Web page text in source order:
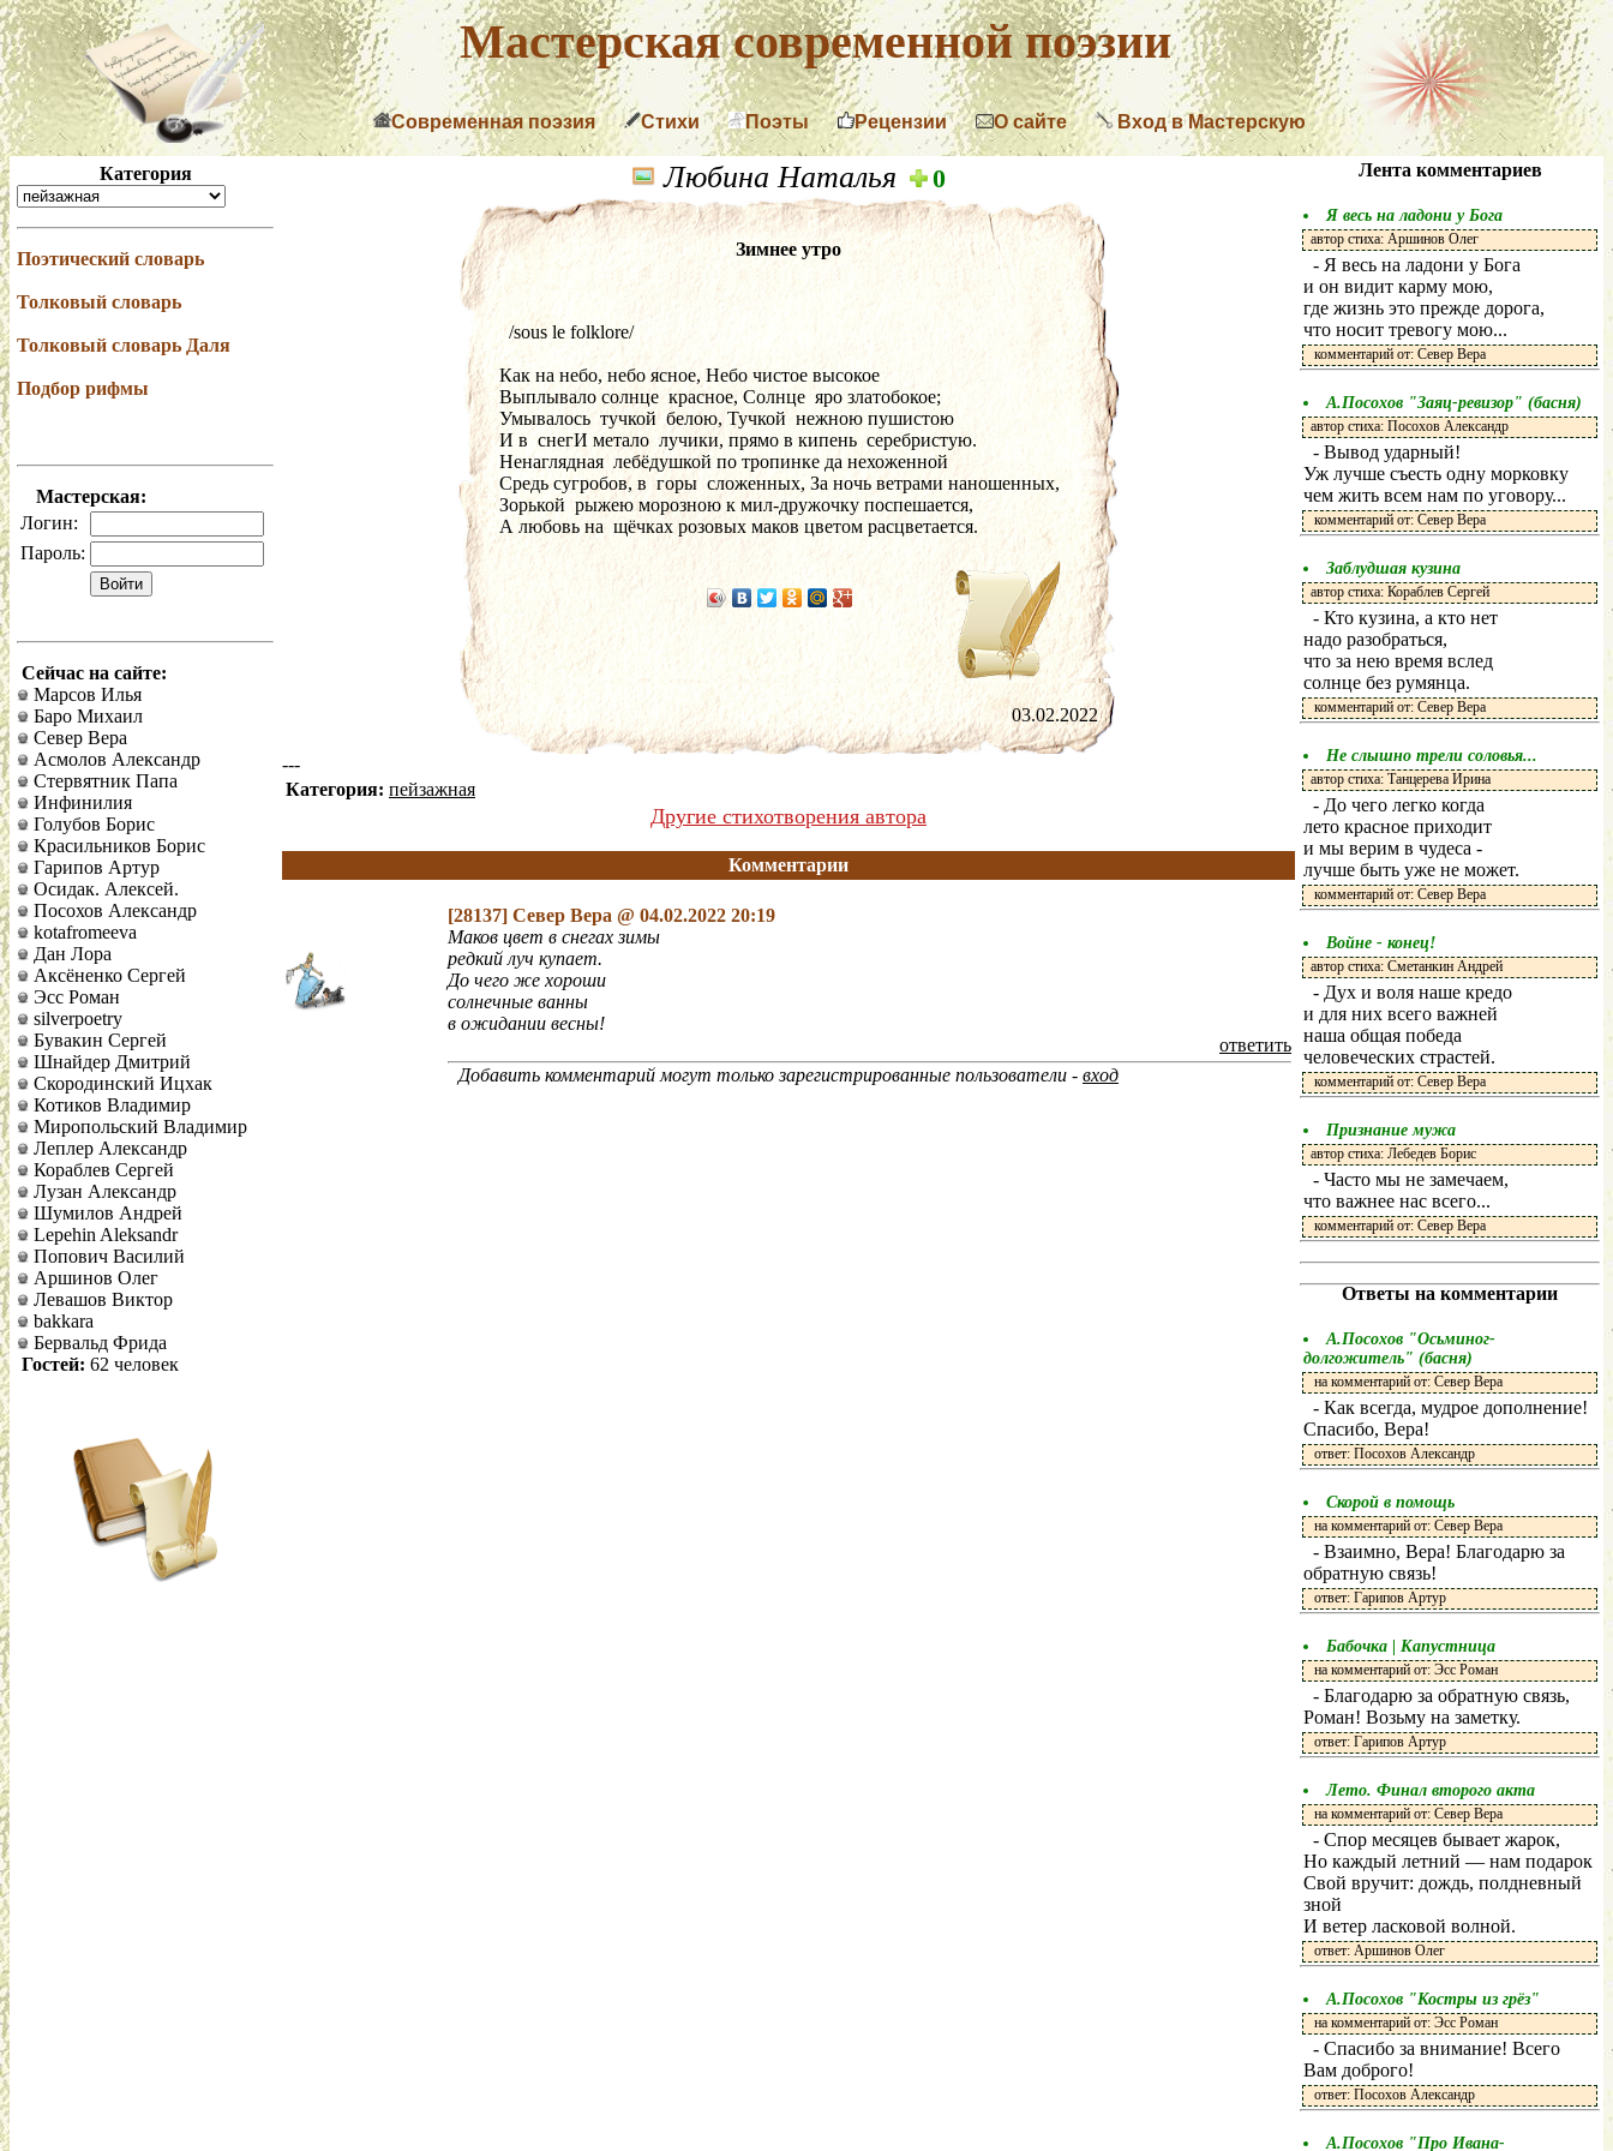
Мастерская современной поэзии
Современная поэзия Стихи Поэты Рецензии О сайте Вход в Мастерскую
Категория
Поэтический словарь
Толковый словарь
Толковый словарь Даля
Подбор рифмы
Мастерская:
Логин:
Пароль:
Сейчас на сайте:
Марсов Илья
Баро Михаил
Север Вера
Асмолов Александр
Стервятник Папа
Инфинилия
Голубов Борис
Красильников Борис
Гарипов Артур
Осидак. Алексей.
Посохов Александр
kotafromeeva
Дан Лора
Аксёненко Сергей
Эсс Роман
silverpoetry
Бувакин Сергей
Шнайдер Дмитрий
Скородинский Ицхак
Котиков Владимир
Миропольский Владимир
Леплер Александр
Кораблев Сергей
Лузан Александр
Шумилов Андрей
Lepehin Aleksandr
Попович Василий
Аршинов Олег
Левашов Виктор
bakkara
Бервальд Фрида
Гостей: 62 человек
Любина Наталья 0
Зимнее утро
/sous le folklore/
Как на небо, небо ясное, Небо чистое высокое
Выплывало солнце  красное, Солнце  яро златобокое;
Умывалось  тучкой  белою, Тучкой  нежною пушистою
И в  снегИ метало  лучики, прямо в кипень  серебристую.
Ненаглядная  лебёдушкой по тропинке да нехоженной
Средь сугробов, в  горы  сложенных, За ночь ветрами наношенных,
Зорькой  рыжею морозною к мил-дружочку поспешается,
А любовь на  щёчках розовых маков цветом расцветается.
03.02.2022
---
Категория: пейзажная
Другие стихотворения автора
Комментарии
[28137] Север Вера @ 04.02.2022 20:19
Маков цвет в снегах зимы
редкий луч купает.
До чего же хороши
солнечные ванны
в ожидании весны!
ответить
Добавить комментарий могут только зарегистрированные пользователи - вход
Лента комментариев
Я весь на ладони у Бога
автор стиха: Аршинов Олег
- Я весь на ладони у Бога
и он видит карму мою,
где жизнь это прежде дорога,
что носит тревогу мою...
комментарий от: Север Вера
А.Посохов "Заяц-ревизор" (басня)
автор стиха: Посохов Александр
- Вывод ударный!
Уж лучше съесть одну морковку
чем жить всем нам по уговору...
комментарий от: Север Вера
Заблудшая кузина
автор стиха: Кораблев Сергей
- Кто кузина, а кто нет
надо разобраться,
что за нею время вслед
солнце без румянца.
комментарий от: Север Вера
Не слышно трели соловья...
автор стиха: Танцерева Ирина
- До чего легко когда
лето красное приходит
и мы верим в чудеса -
лучше быть уже не может.
комментарий от: Север Вера
Войне - конец!
автор стиха: Сметанкин Андрей
- Дух и воля наше кредо
и для них всего важней
наша общая победа
человеческих страстей.
комментарий от: Север Вера
Признание мужа
автор стиха: Лебедев Борис
- Часто мы не замечаем,
что важнее нас всего...
комментарий от: Север Вера
Ответы на комментарии
А.Посохов "Осьминог-
долгожитель" (басня)
на комментарий от: Север Вера
- Как всегда, мудрое дополнение!
Спасибо, Вера!
ответ: Посохов Александр
Скорой в помощь
на комментарий от: Север Вера
- Взаимно, Вера! Благодарю за
обратную связь!
ответ: Гарипов Артур
Бабочка | Капустница
на комментарий от: Эсс Роман
- Благодарю за обратную связь,
Роман! Возьму на заметку.
ответ: Гарипов Артур
Лето. Финал второго акта
на комментарий от: Север Вера
- Спор месяцев бывает жарок,
Но каждый летний — нам подарок
Свой вручит: дождь, полдневный
зной
И ветер ласковой волной.
ответ: Аршинов Олег
А.Посохов "Костры из грёз"
на комментарий от: Эсс Роман
- Спасибо за внимание! Всего
Вам доброго!
ответ: Посохов Александр
А.Посохов "Про Ивана-